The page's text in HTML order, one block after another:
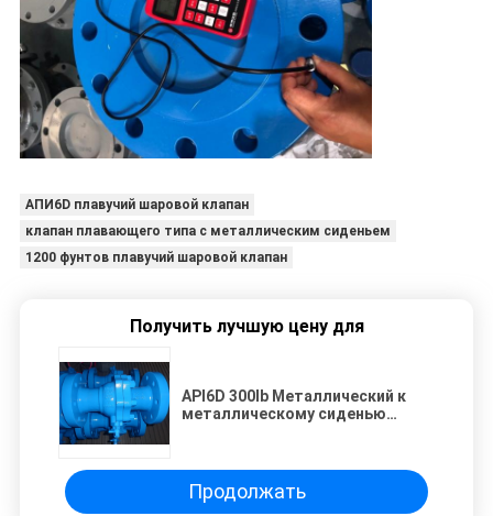
АПИ6D плавучий шаровой клапан
клапан плавающего типа с металлическим сиденьем
1200 фунтов плавучий шаровой клапан
Получить лучшую цену для
API6D 300lb Металлический к
металлическому сиденью
Продолжать